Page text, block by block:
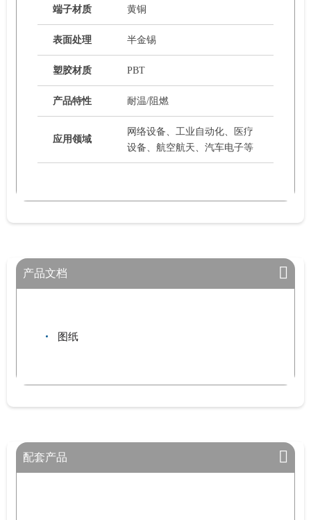
端子材质 黄铜
表面处理 半金锡
塑胶材质 PBT
产品特性 耐温/阻燃
应用领域
网络设备、工业自动化、医疗
设备、航空航天、汽车电子等
产品文档
图纸
配套产品